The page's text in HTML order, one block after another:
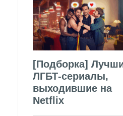
[Подборка]
ЛГБТ-сериалы,
выходившие на
Netflix